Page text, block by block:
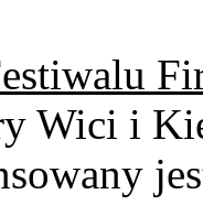
Wici i